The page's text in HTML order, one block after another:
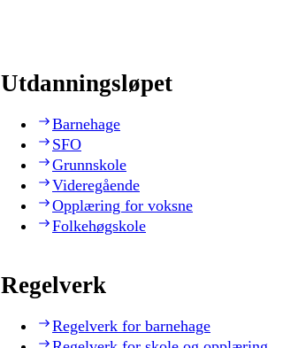
Utdanningsløpet
Barnehage
SFO
Grunnskole
Videregående
Opplæring for voksne
Folkehøgskole
Regelverk
Regelverk for barnehage